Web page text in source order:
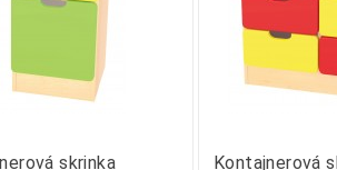
skrinka Kontajnerová